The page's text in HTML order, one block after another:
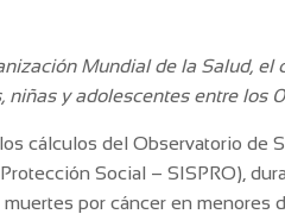
Mundial de la Salud,
niñas y adolescentes entre los 0
cálculos del Observatorio de
Social – SISPRO),
muertes por cáncer en menores